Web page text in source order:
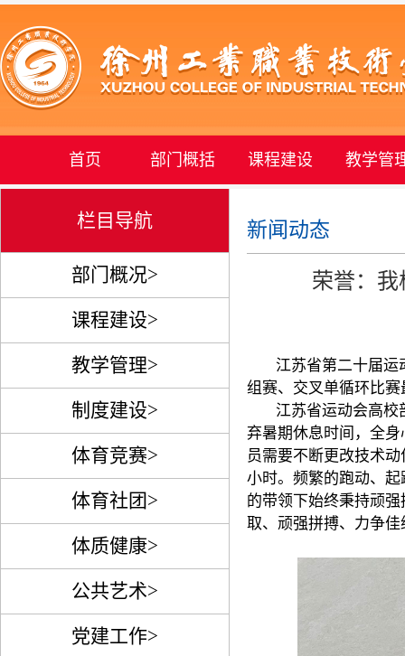
首页 部门概括 课程建设 教学管
栏目导航
部门概况>
课程建设>
教学管理>
制度建设>
体育竞赛>
体育社团>
体质健康>
公共艺术>
党建工作>
新闻动态
荣誉：
江苏省第二十届运
组赛、交叉单循环比
江苏省运动会高校
弃暑期休息时间，全
员需要不断更改技术
小时。频繁的跑动、
的带领下始终秉持顽
取、顽强拼搏、力争佳